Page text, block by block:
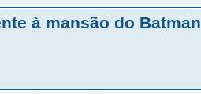
à mansão do Batman